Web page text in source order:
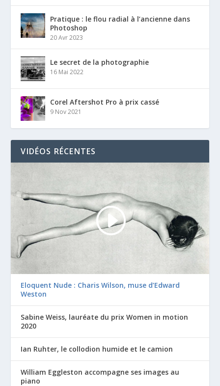
Pratique : le flou radial à l’ancienne dans
Photoshop
20 Avr 2023
Le secret de la photographie
16 Mai 2022
Corel Aftershot Pro à prix cassé
9 Nov 2021
VIDÉOS RÉCENTES
Eloquent Nude : Charis Wilson, muse d’Edward
Weston
Sabine Weiss, lauréate du prix Women in motion
2020
Ian Ruhter, le collodion humide et le camion
William Eggleston accompagne ses images au
piano